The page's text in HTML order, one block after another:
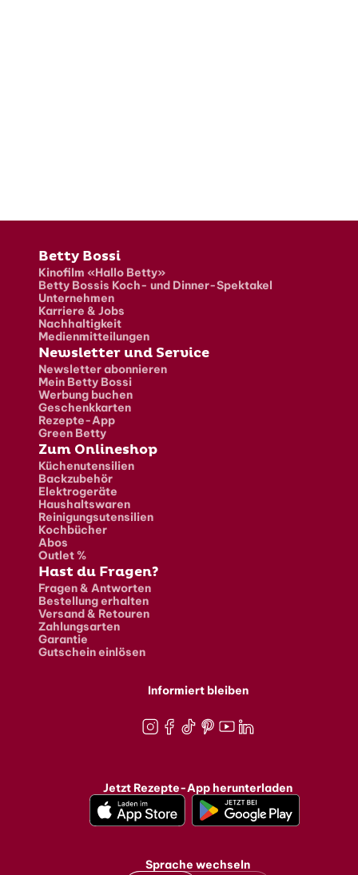
Fusszeile
Betty Bossi
Kinofilm «Hallo Betty»
Betty Bossis Koch- und Dinner-Spektakel
Unternehmen
Karriere & Jobs
Nachhaltigkeit
Medienmitteilungen
Newsletter und Service
Newsletter abonnieren
Mein Betty Bossi
Werbung buchen
Geschenkkarten
Rezepte-App
Green Betty
Zum Onlineshop
Küchenutensilien
Backzubehör
Elektrogeräte
Haushaltswaren
Reinigungsutensilien
Kochbücher
Abos
Outlet %
Hast du Fragen?
Fragen & Antworten
Bestellung erhalten
Versand & Retouren
Zahlungsarten
Garantie
Gutschein einlösen
Informiert bleiben
Jetzt Rezepte-App herunterladen
Sprache wechseln